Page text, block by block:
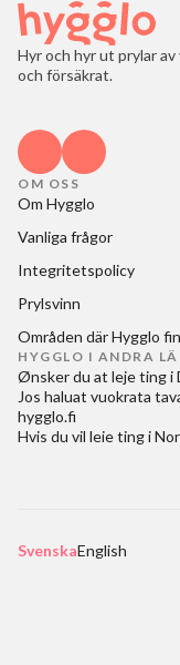
Hyr och hyr ut prylar
och försäkrat.
OM OSS
Om Hygglo
Vanliga frågor
Integritetspolicy
Prylsvinn
Områden där Hygglo
HYGGLO I ANDRA
Ønsker du at leje ting i
Jos haluat vuokrata
hygglo.fi
Hvis du vil leie ting i
SvenskaEnglish